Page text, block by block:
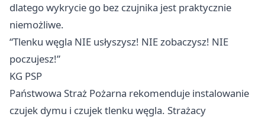
dlatego wykrycie go bez czujnika jest praktycznie
niemożliwe.
“Tlenku węgla NIE usłyszysz! NIE zobaczysz! NIE
poczujesz!”
KG PSP
Państwowa Straż Pożarna rekomenduje instalowanie
czujek dymu i czujek tlenku węgla. Strażacy